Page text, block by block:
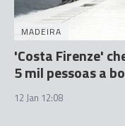
MADEIRA
'Costa Firenze'
5 mil pessoas a
12 Jan 12:08